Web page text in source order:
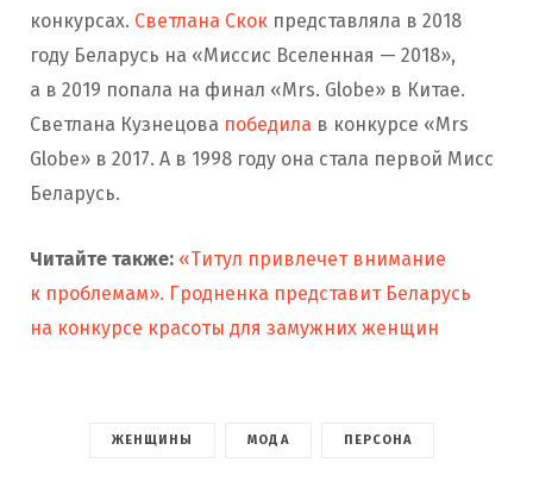
конкурсах. Светлана Скок представляла в 2018
году Беларусь на «Миссис Вселенная — 2018»,
а в 2019 попала на финал «Mrs. Globe» в Китае.
Светлана Кузнецова победила в конкурсе «Mrs
Globe» в 2017. А в 1998 году она стала первой Мисс
Беларусь.
Читайте также: «Титул привлечет внимание
к проблемам». Гродненка представит Беларусь
на конкурсе красоты для замужних женщин
ЖЕНЩИНЫ МОДА ПЕРСОНА